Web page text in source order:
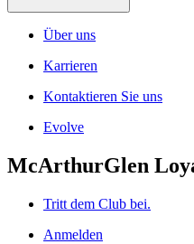
Über uns
Karrieren
Kontaktieren Sie uns
Evolve
McArthurGlen
Tritt dem Club bei.
Anmelden